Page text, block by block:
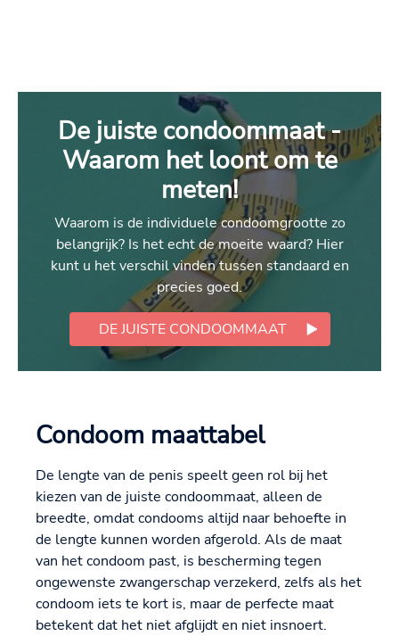
De juiste condoommaat -
Waarom het loont om te
meten!
Waarom is de individuele condoomgrootte zo
belangrijk? Is het echt de moeite waard? Hier
kunt u het verschil vinden tussen standaard en
precies goed.
DE JUISTE CONDOOMMAAT
Condoom maattabel
De lengte van de penis speelt geen rol bij het
kiezen van de juiste condoommaat, alleen de
breedte, omdat condooms altijd naar behoefte in
de lengte kunnen worden afgerold. Als de maat
van het condoom past, is bescherming tegen
ongewenste zwangerschap verzekerd, zelfs als het
condoom iets te kort is, maar de perfecte maat
betekent dat het niet afglijdt en niet insnoert.